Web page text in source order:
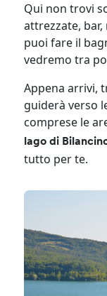
Qui non trovi
attrezzate,
puoi fare il
vedremo tra
Appena arrivi,
guiderà verso
comprese le
lago di
tutto per te.